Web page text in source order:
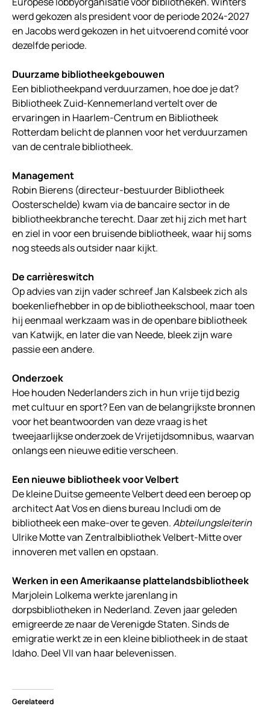
werd gekozen als president voor de periode 2024-2027
en Jacobs werd gekozen in het uitvoerend comité voor
dezelfde periode.
Duurzame bibliotheekgebouwen
Een bibliotheekpand verduurzamen, hoe doe je dat?
Bibliotheek Zuid-Kennemerland vertelt over de
ervaringen in Haarlem-Centrum en Bibliotheek
Rotterdam belicht de plannen voor het verduurzamen
van de centrale bibliotheek.
Management
Robin Bierens (directeur-bestuurder Bibliotheek
Oosterschelde) kwam via de bancaire sector in de
bibliotheekbranche terecht. Daar zet hij zich met hart
en ziel in voor een bruisende bibliotheek, waar hij soms
nog steeds als outsider naar kijkt.
De carrièreswitch
Op advies van zijn vader schreef Jan Kalsbeek zich als
boekenliefhebber in op de bibliotheekschool, maar toen
hij eenmaal werkzaam was in de openbare bibliotheek
van Katwijk, en later die van Neede, bleek zijn ware
passie een andere.
Onderzoek
Hoe houden Nederlanders zich in hun vrije tijd bezig
met cultuur en sport? Een van de belangrijkste bronnen
voor het beantwoorden van deze vraag is het
tweejaarlijkse onderzoek de Vrijetijdsomnibus, waarvan
onlangs een nieuwe editie verscheen.
Een nieuwe bibliotheek voor Velbert
De kleine Duitse gemeente Velbert deed een beroep op
architect Aat Vos en diens bureau Includi om de
bibliotheek een make-over te geven.Abteilungsleiterin
Ulrike Motte van Zentralbibliothek Velbert-Mitte over
innoveren met vallen en opstaan.
Werken in een Amerikaanse plattelandsbibliotheek
Marjolein Lolkema werkte jarenlang in
dorpsbibliotheken in Nederland. Zeven jaar geleden
emigreerde ze naar de Verenigde Staten. Sinds de
emigratie werkt ze in een kleine bibliotheek in de staat
Idaho. Deel VII van haar belevenissen.
Gerelateerd